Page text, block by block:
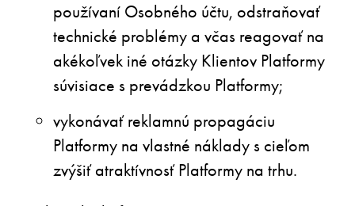
používaní Osobného účtu, odstraňovať
technické problémy a včas reagovať na
akékoľvek iné otázky Klientov Platformy
súvisiace s prevádzkou Platformy;
vykonávať reklamnú propagáciu
Platformy na vlastné náklady s cieľom
zvýšiť atraktívnosť Platformy na trhu.